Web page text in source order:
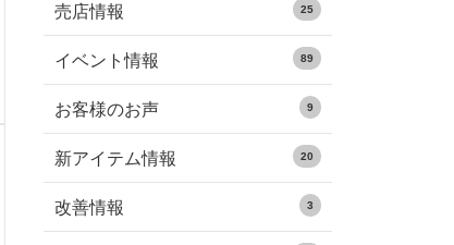
売店情報 25
イベント情報 89
お客様のお声 9
新アイテム情報 20
改善情報 3